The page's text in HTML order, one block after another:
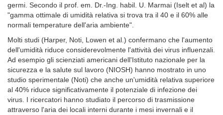
germi. Secondo il prof. em. Dr.-Ing. habil. U. Marmai (Iselt et al) la
"gamma ottimale di umidità relativa si trova tra il 40 e il 60% alle
normali temperature dell'aria ambiente".
Molti studi (Harper, Noti, Lowen et al.) confermano che l'aumento
dell'umidità riduce considerevolmente l'attività dei virus influenzali.
Ad esempio gli scienziati americani dell'Istituto nazionale per la
sicurezza e la salute sul lavoro (NIOSH) hanno mostrato in uno
studio sperimentale (Noti) che anche un'umidità relativa superiore
al 40% riduce significativamente il potenziale di infezione dei
virus. I ricercatori hanno studiato il percorso di trasmissione
attraverso l'aria dei locali interni durante i mesi invernali e il